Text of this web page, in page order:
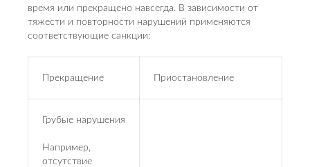
время или прекращено навсегда. В зависимости от
тяжести и повторности нарушений применяются
соответствующие санкции:
Прекращение Приостановление
Грубые нарушения
Например,
отсутствие